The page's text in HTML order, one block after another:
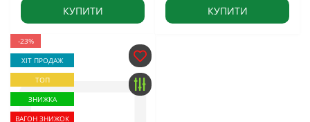
КУПИТИ КУПИТИ
-23%
ХІТ ПРОДАЖ
ТОП
ЗНИЖКА
ВАГОН ЗНИЖОК